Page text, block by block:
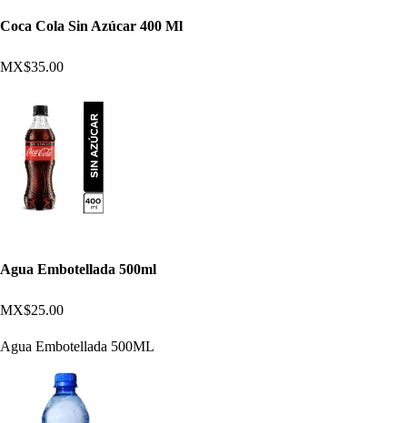
Coca Cola Sin Azúcar 400 Ml
MX$35.00
Agua Embotellada 500ml
MX$25.00
Agua Embotellada 500ML